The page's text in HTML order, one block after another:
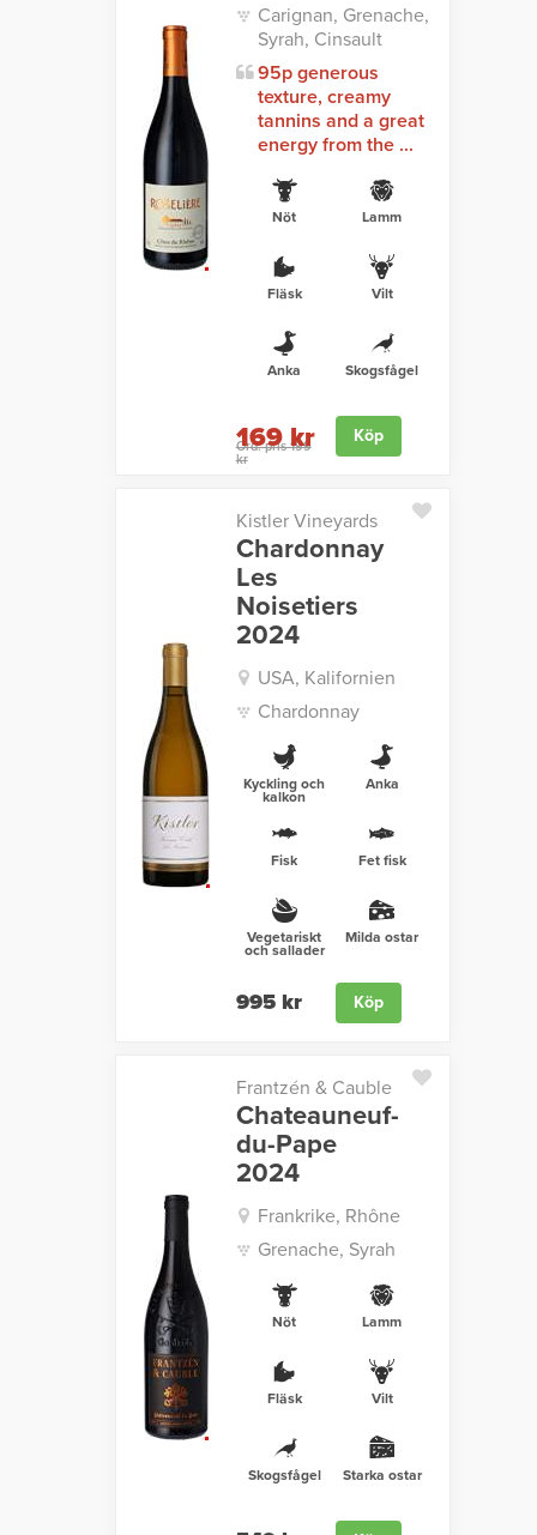
Carignan, Grenache,
Syrah, Cinsault
95p generous
texture, creamy
tannins and a great
energy from the ...
Nöt Lamm
Fläsk Vilt
Anka Skogsfågel
Ord. pris 199
kr
169 kr Köp
Kistler Vineyards
Chardonnay
Les
Noisetiers
2024
USA, Kalifornien
Chardonnay
Kyckling och
kalkon
Anka
Fisk Fet fisk
Vegetariskt
och sallader
Milda ostar
995 kr Köp
Frantzén & Cauble
Chateauneuf-
du-Pape
2024
Frankrike, Rhône
Grenache, Syrah
Nöt Lamm
Fläsk Vilt
Skogsfågel Starka ostar